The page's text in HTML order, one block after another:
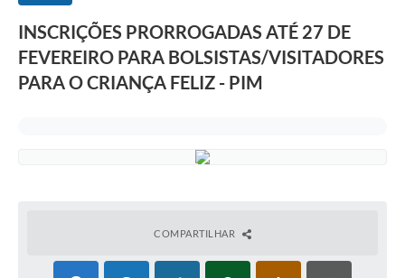
INSCRIÇÕES PRORROGADAS ATÉ 27 DE
FEVEREIRO PARA BOLSISTAS/VISITADORES
PARA O CRIANÇA FELIZ - PIM
COMPARTILHAR